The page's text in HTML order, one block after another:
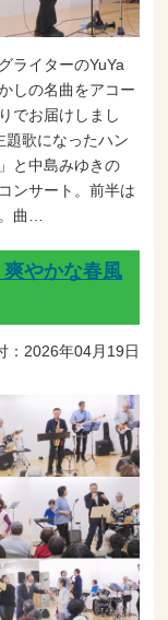
ライターのYuYa
しの名曲をアコー
でお届けしまし
題歌になったハン
と中島みゆきの
ンサート。前半は
曲…
爽やかな春風
2026年04月19日